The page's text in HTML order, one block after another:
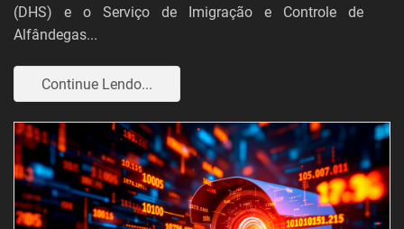
(DHS) e o Serviço de Imigração e Controle de
Alfândegas...
Continue Lendo...